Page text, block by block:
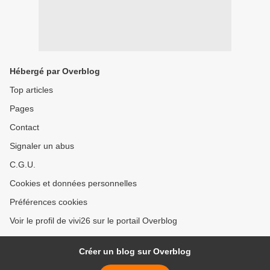
Hébergé par Overblog
Top articles
Pages
Contact
Signaler un abus
C.G.U.
Cookies et données personnelles
Préférences cookies
Voir le profil de vivi26 sur le portail Overblog
Créer un blog sur Overblog